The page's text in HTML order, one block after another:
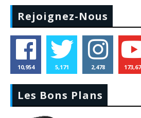
Rejoignez-Nous
10,954 5,171 2,478
Les Bons Plans